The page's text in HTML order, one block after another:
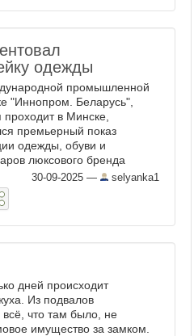
одежды
промышленной
"Иннопром. Беларусь",
проходит в Минске,
премьерный показ
одежды, обуви и
люксового бренда
ассортименте
модели для делового
гардероба. Сумки и
30-09-2025 — selyanka1
дней происходит
Из подвалов
всё, что там было, не
имущество за замком.